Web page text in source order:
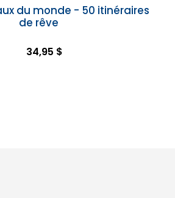
du monde - 50 itinéraires
de rêve
34,95 $